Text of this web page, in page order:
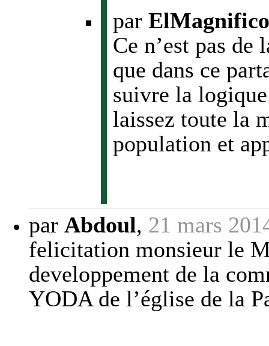
par ElMagnifico
Ce n’est pas
que dans ce
suivre la
laissez toute la
population et
par Abdoul, 21 mars
felicitation monsieur le
developpement de la
YODA de l’église de la